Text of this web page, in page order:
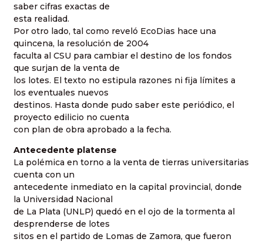
saber cifras exactas de
esta realidad.
Por otro lado, tal como reveló EcoDias hace una
quincena, la resolución de 2004
faculta al CSU para cambiar el destino de los fondos
que surjan de la venta de
los lotes. El texto no estipula razones ni fija límites a
los eventuales nuevos
destinos. Hasta donde pudo saber este periódico, el
proyecto edilicio no cuenta
con plan de obra aprobado a la fecha.
Antecedente platense
La polémica en torno a la venta de tierras universitarias
cuenta con un
antecedente inmediato en la capital provincial, donde
la Universidad Nacional
de La Plata (UNLP) quedó en el ojo de la tormenta al
desprenderse de lotes
sitos en el partido de Lomas de Zamora, que fueron